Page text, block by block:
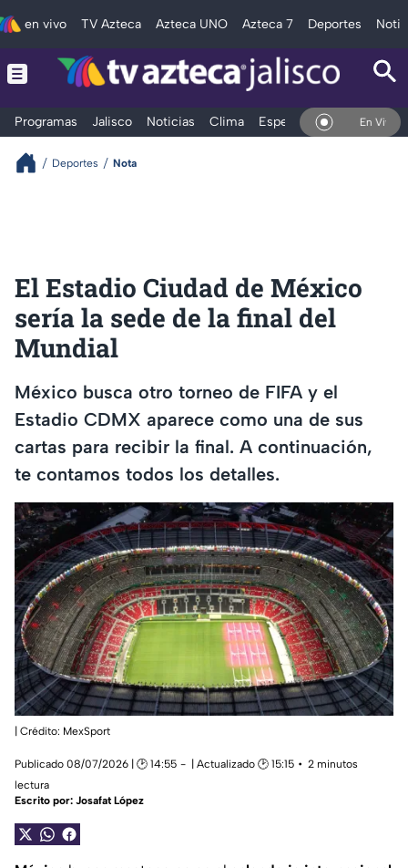
en vivo TV Azteca Azteca UNO Azteca 7 Deportes
Programas Jalisco Noticias Clima Espectáculos Deportes
En Vivo
Deportes Nota
El Estadio Ciudad de México
sería la sede de la final del
Mundial
México busca otro torneo de FIFA y el
Estadio CDMX aparece como una de sus
cartas para recibir la final. A continuación,
te contamos todos los detalles.
| Crédito: MexSport
Publicado 08/07/2026 | 🕑 14:55 | Actualizado 🕑 15:15
2 minutos
lectura
Escrito por: Josafat López